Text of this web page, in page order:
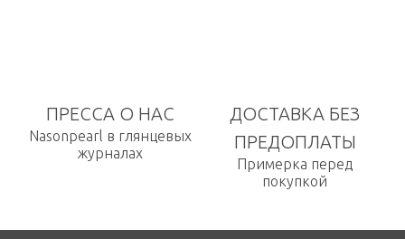
ПРЕССА О НАС
Nasonpearl в глянцевых
журналах
ДОСТАВКА БЕЗ
ПРЕДОПЛАТЫ
Примерка перед
покупкой